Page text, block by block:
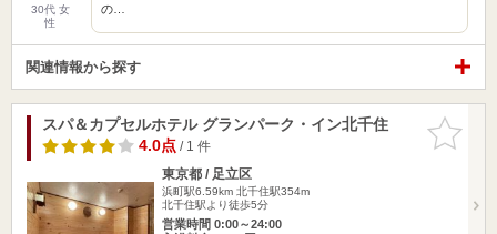
30代 女
性
の…
関連情報から探す
お気に入
りに追加
スパ＆カプセルホテル グランパーク・イン北千住
4.0点/ 1 件
東京都 / 足立区
浜町駅6.59km 北千住駅354m
北千住駅より徒歩5分
営業時間 0:00～24:00